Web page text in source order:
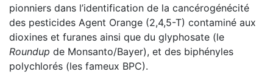
pionniers dans l’identification de la cancérogénécité
des pesticides Agent Orange (2,4,5-T) contaminé aux
dioxines et furanes ainsi que du glyphosate (le
Roundup de Monsanto/Bayer), et des biphényles
polychlorés (les fameux BPC).